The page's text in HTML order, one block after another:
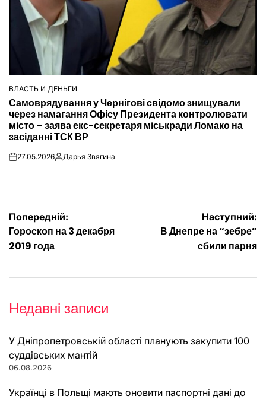
ОПУБЛІКУВАТИ
У
ВЛАСТЬ И ДЕНЬГИ
Самоврядування у Чернігові свідомо знищували
через намагання Офісу Президента контролювати
місто – заява екс-секретаря міськради Ломако на
засіданні ТСК ВР
on27.05.2026Опубліковано
Дарья Звягина
Навігація
записів
Попередній:
Гороскоп на 3 декабря
2019 года
Наступний:
В Днепре на “зебре”
сбили парня
Недавні записи
У Дніпропетровській області планують закупити 100
суддівських мантій
06.08.2026
Українці в Польщі мають оновити паспортні дані до